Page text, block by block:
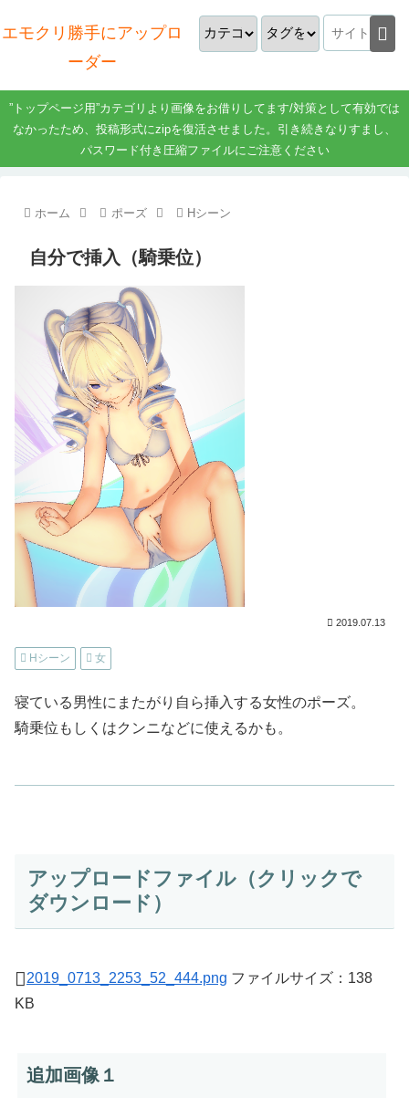
エモクリ勝手にアップロ
ーダー
”トップページ用”カテゴリより画像をお借りしてます/対策として有効では
なかったため、投稿形式にzipを復活させました。引き続きなりすまし、
パスワード付き圧縮ファイルにご注意ください
ホーム ポーズ Hシーン
自分で挿入（騎乗位）
2019.07.13
Hシーン 女
寝ている男性にまたがり自ら挿入する女性のポーズ。
騎乗位もしくはクンニなどに使えるかも。
アップロードファイル（クリックで
ダウンロード）
2019_0713_2253_52_444.png ファイルサイズ：138
KB
追加画像１